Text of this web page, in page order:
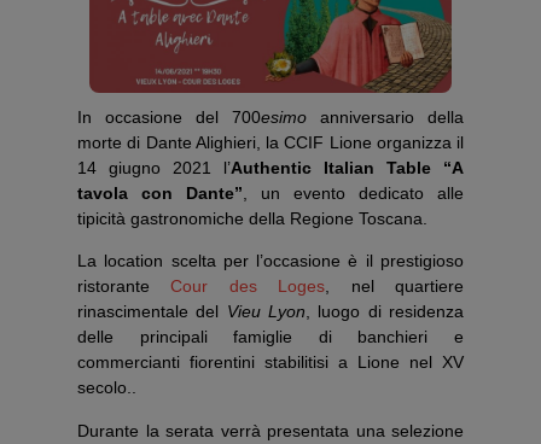
In occasione del 700esimo anniversario della
morte di Dante Alighieri, la CCIF Lione organizza il
14 giugno 2021 l’Authentic Italian Table “A
tavola con Dante” , un evento dedicato alle
tipicità gastronomiche della Regione Toscana.
La location scelta per l’occasione è il prestigioso
ristoranteCour des Loges, nel quartiere
rinascimentale del Vieu Lyon, luogo di residenza
delle principali famiglie di banchieri e
commercianti fiorentini stabilitisi a Lione nel XV
secolo..
Durante la serata verrà presentata una selezione